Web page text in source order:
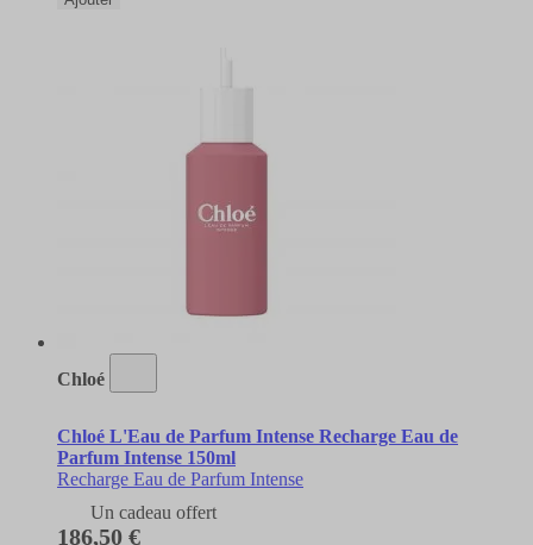
Chloé
Chloé L'Eau de Parfum Intense Recharge Eau de
Parfum Intense 150ml
Recharge Eau de Parfum Intense
Un cadeau offert
186,50 €